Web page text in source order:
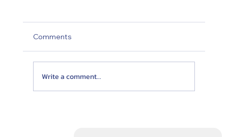
Comments
Write a comment...